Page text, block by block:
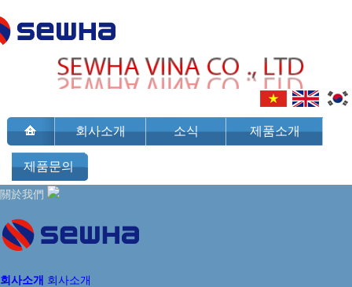
회사소개 소식 제품소개
제품문의
關於我們
회사소개 회사소개